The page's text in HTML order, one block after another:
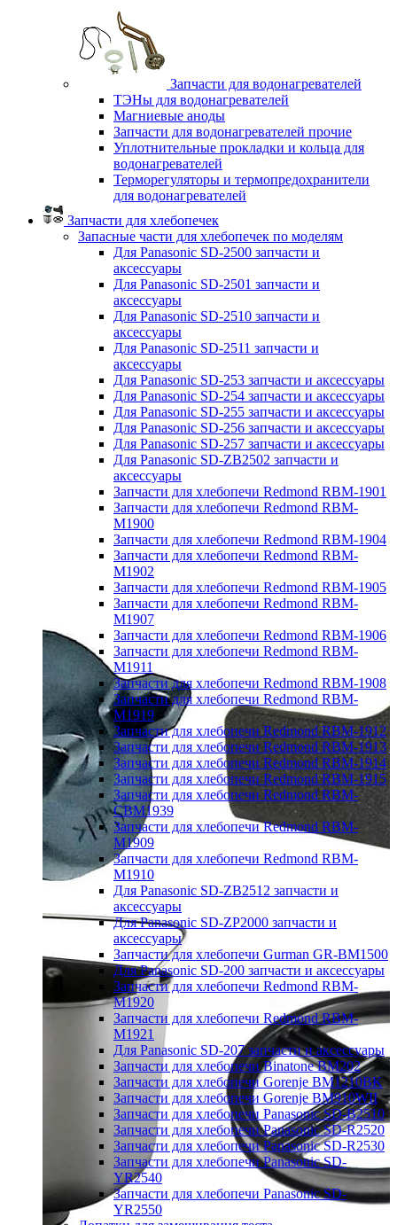
Запчасти для водонагревателей
ТЭНы для водонагревателей
Магниевые аноды
Запчасти для водонагревателей прочие
Уплотнительные прокладки и кольца для
водонагревателей
Терморегуляторы и термопредохранители
для водонагревателей
Запчасти для хлебопечек
Запасные части для хлебопечек по моделям
Для Panasonic SD-2500 запчасти и
аксессуары
Для Panasonic SD-2501 запчасти и
аксессуары
Для Panasonic SD-2510 запчасти и
аксессуары
Для Panasonic SD-2511 запчасти и
аксессуары
Для Panasonic SD-253 запчасти и аксессуары
Для Panasonic SD-254 запчасти и аксессуары
Для Panasonic SD-255 запчасти и аксессуары
Для Panasonic SD-256 запчасти и аксессуары
Для Panasonic SD-257 запчасти и аксессуары
Для Panasonic SD-ZB2502 запчасти и
аксессуары
Запчасти для хлебопечи Redmond RBM-1901
Запчасти для хлебопечи Redmond RBM-
M1900
Запчасти для хлебопечи Redmond RBM-1904
Запчасти для хлебопечи Redmond RBM-
M1902
Запчасти для хлебопечи Redmond RBM-1905
Запчасти для хлебопечи Redmond RBM-
M1907
Запчасти для хлебопечи Redmond RBM-1906
Запчасти для хлебопечи Redmond RBM-
M1911
Запчасти для хлебопечи Redmond RBM-1908
Запчасти для хлебопечи Redmond RBM-
M1919
Запчасти для хлебопечи Redmond RBM-1912
Запчасти для хлебопечи Redmond RBM-1913
Запчасти для хлебопечи Redmond RBM-1914
Запчасти для хлебопечи Redmond RBM-1915
Запчасти для хлебопечи Redmond RBM-
CBM1939
Запчасти для хлебопечи Redmond RBM-
M1909
Запчасти для хлебопечи Redmond RBM-
M1910
Для Panasonic SD-ZB2512 запчасти и
аксессуары
Для Panasonic SD-ZP2000 запчасти и
аксессуары
Запчасти для хлебопечи Gurman GR-BM1500
Для Panasonic SD-200 запчасти и аксессуары
Запчасти для хлебопечи Redmond RBM-
M1920
Запчасти для хлебопечи Redmond RBM-
M1921
Для Panasonic SD-207 запчасти и аксессуары
Запчасти для хлебопечи Binatone BM202
Запчасти для хлебопечи Gorenje BM1210BK
Запчасти для хлебопечи Gorenje BM910WII
Запчасти для хлебопечи Panasonic SD-B2510
Запчасти для хлебопечи Panasonic SD-R2520
Запчасти для хлебопечи Panasonic SD-R2530
Запчасти для хлебопечи Panasonic SD-
YR2540
Запчасти для хлебопечи Panasonic SD-
YR2550